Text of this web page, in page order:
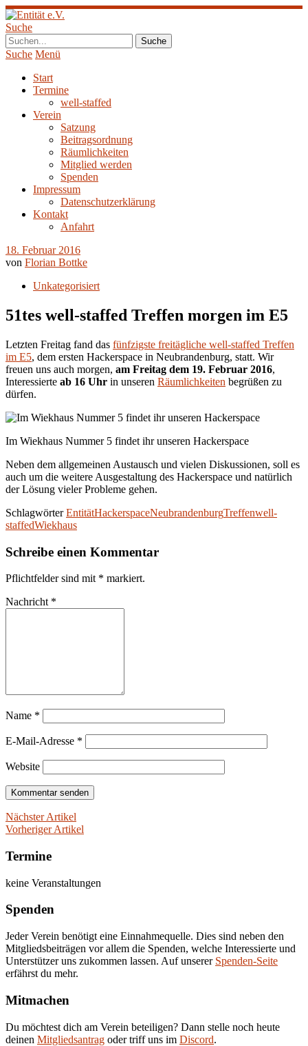
Suche
Suche Menü
Start
Termine
well-staffed
Verein
Satzung
Beitragsordnung
Räumlichkeiten
Mitglied werden
Spenden
Impressum
Datenschutzerklärung
Kontakt
Anfahrt
18. Februar 2016
von Florian Bottke
Unkategorisiert
51tes well-staffed Treffen morgen im E5
Letzten Freitag fand das fünfzigste freitägliche well-staffed Treffen
im E5, dem ersten Hackerspace in Neubrandenburg, statt. Wir
freuen uns auch morgen, am Freitag dem 19. Februar 2016,
Interessierte ab 16 Uhr in unseren Räumlichkeiten begrüßen zu
dürfen.
Im Wiekhaus Nummer 5 findet ihr unseren Hackerspace
Neben dem allgemeinen Austausch und vielen Diskussionen, soll es
auch um die weitere Ausgestaltung des Hackerspace und natürlich
der Lösung vieler Probleme gehen.
Schlagwörter EntitätHackerspaceNeubrandenburgTreffenwell-
staffedWiekhaus
Schreibe einen Kommentar
Pflichtfelder sind mit * markiert.
Nachricht *
Name *
E-Mail-Adresse *
Website
Nächster Artikel
Vorheriger Artikel
Termine
keine Veranstaltungen
Spenden
Jeder Verein benötigt eine Einnahmequelle. Dies sind neben den
Mitgliedsbeiträgen vor allem die Spenden, welche Interessierte und
Unterstützer uns zukommen lassen. Auf unserer Spenden-Seite
erfährst du mehr.
Mitmachen
Du möchtest dich am Verein beteiligen? Dann stelle noch heute
deinen Mitgliedsantrag oder triff uns im Discord.